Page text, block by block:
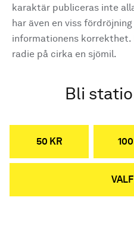
karaktär publiceras inte
har även en viss
informationens korrekthet.
radie på cirka en sjömil.
Bli
50 KR